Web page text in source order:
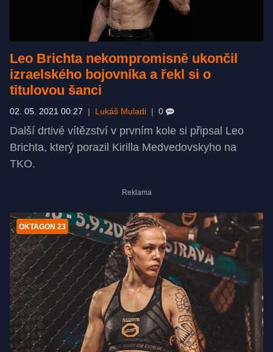
Leo Brichta nekompromisně ukončil
izraelského bojovníka a řekl si o
titulovou šanci
02. 05. 2021 00:27 | Lukáš Muladi | 0
Další drtivé vítězství v prvním kole si připsal Leo
Brichta, který porazil Kirilla Medvedovskyho na
TKO.
OKTAGON 23